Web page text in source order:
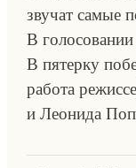
звучат самые
В голосовании
В пятерку
работа
и Леонида